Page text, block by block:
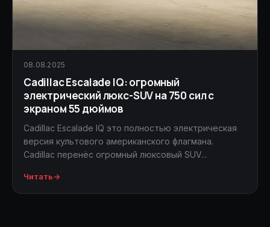
08.08.2025
Cadillac Escalade IQ: огромный
электрический люкс-SUV на 750 сил с
экраном 55 дюймов
Cadillac Escalade IQ это полностью электрическая
версия культового американского флагмана.
Cadillac перенёс огромный люксовый SUV...
Читать→